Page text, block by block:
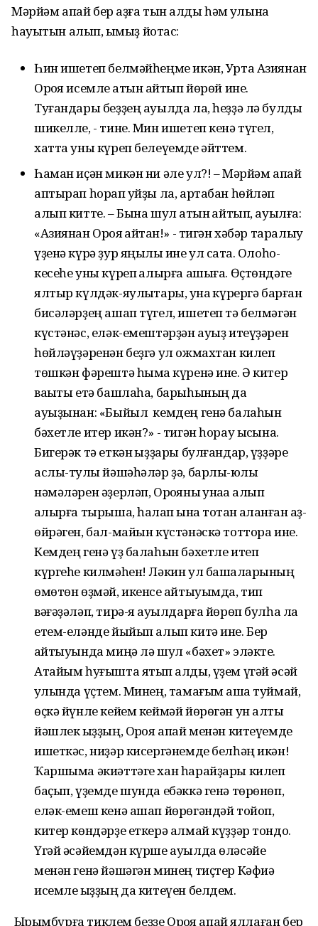
Мәрйәм апай бер аҙға тын ҡалды һәм ҡулына
һауытын алып, ҡымыҙ йотҡас:
Һин ишетеп белмәйһеңме икән, Урта Азиянан
Орҡоя исемле ҡатын ҡайтып йөрөй ине.
Туғандары беҙҙең ауылда ла, һеҙҙә лә булды
шикелле, - тине. Мин ишетеп кенә түгел,
хатта уны күреп белеүемде әйттем.
Һаман иҫән микән ни әле ул?! – Мәрйәм апай
аптырап һорап ҡуйҙы ла, артабан һөйләп
алып китте. – Бына шул ҡатын ҡайтып, ауылға:
«Азиянан Орҡоя ҡайтҡан!» - тигән хәбәр таралыу
үҙенә күрә ҙур яңылыҡ ине ул саҡта. Олоһо-
кесеһе уны күреп ҡалырға ашыға. Өҫтөндәге
ялтыр күлдәк-яулыҡтары, ҡунаҡ күрергә барған
бисәләрҙең ашап түгел, ишетеп тә белмәгән
күстәнәс, еләк-емештәрҙән ауыҙ итеүҙәрен
һөйләүҙәренән беҙгә ул ожмахтан килеп
төшкән фәрештә һымаҡ күренә ине. Ә китер
ваҡыты етә башлаһа, барыһының да
ауыҙынан: «Быйыл кемдең генә балаһын
бәхетле итер икән?» - тигән һорау ысҡына.
Бигерәк тә еткән ҡыҙҙары булғандар, үҙҙәре
аслы-туҡлы йәшәһәләр ҙә, барлы-юҡлы
нәмәләрен әҙерләп, Орҡояны ҡунаҡҡа алып
ҡалырға тырыша, һаҡлап ҡына тотҡан ҡаҡланған ҡаҙ-
өйрәген, бал-майын күстәнәскә тоттора ине.
Кемдең генә үҙ балаһын бәхетле итеп
күргеһе килмәһен! Ләкин ул башҡаларының
өмөтөн өҙмәй, икенсе ҡайтыуымда, тип
вәғәҙәләп, тирә-яҡ ауылдарға йөрөп булһа ла
етем-еләнде йыйып алып китә ине. Бер
ҡайтыуында миңә лә шул «бәхет» эләкте.
Атайым һуғышта ятып ҡалды, үҙем үгәй әсәй
ҡулында үҫтем. Минең, тамағым ашҡа туймай,
өҫкә йүнле кейем кеймәй йөрөгән ун алты
йәшлек ҡыҙҙың, Орҡоя апай менән китеүемде
ишеткәс, ниҙәр кисергәнемде белһәң икән!
Ҡаршыма әкиәттәге хан һарайҙары килеп
баҫып, үҙемде шунда ебәккә генә төрөнөп,
еләк-емеш кенә ашап йөрөгәндәй тойоп,
китер көндәрҙе еткерә алмай күҙҙәр тондо.
Үгәй әсәйемдән күрше ауылда өләсәйе
менән генә йәшәгән минең тиҫтер Кәфиә
исемле ҡыҙҙың да китеүен белдем.
Ырымбурға тиклем беҙҙе Орҡоя апай яллаған бер